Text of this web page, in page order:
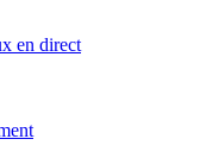
en direct